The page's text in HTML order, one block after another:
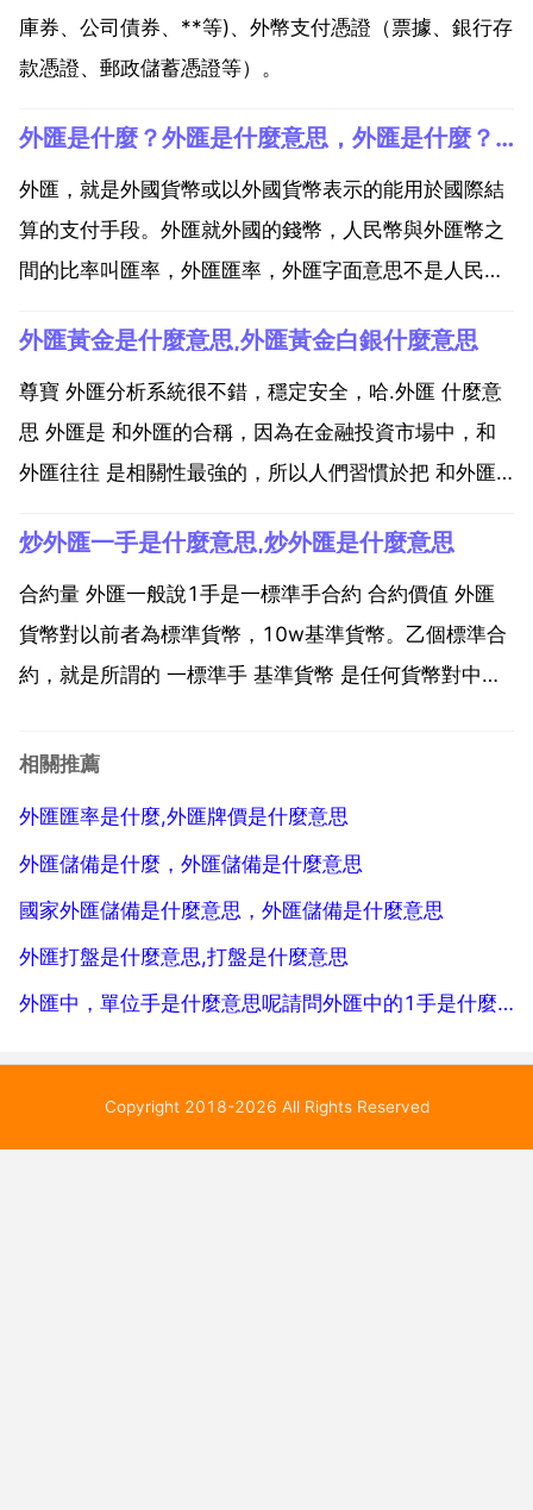
庫券、公司債券、**等)、外幣支付憑證（票據、銀行存
款憑證、郵政儲蓄憑證等）。
外匯是什麼？外匯是什麼意思，外匯是什麼？外匯是什麼意思？
外匯，就是外國貨幣或以外國貨幣表示的能用於國際結
算的支付手段。外匯就外國的錢幣，人民幣與外匯幣之
間的比率叫匯率，外匯匯率，外匯字面意思不是人民
名詞外匯還是外匯交易。比如，美元和日元的兌換比例
是1 100，那我可以用手裡的100日元換成1美元存著，
過了...
外匯黃金是什麼意思,外匯黃金白銀什麼意思
尊寶 外匯分析系統很不錯，穩定安全，哈.外匯 什麼意
思 外匯是 和外匯的合稱，因為在金融投資市場中，和
外匯往往 是相關性最強的，所以人們習慣於把 和外匯
了，就沒有利潤了，而且佔用資金很大。隨著人們經濟
能力和金融知識的提高，單向獲利的 市場已經不能滿足
投...
炒外匯一手是什麼意思,炒外匯是什麼意思
合約量 外匯一般說1手是一標準手合約 合約價值 外匯
貨幣對以前者為標準貨幣，10w基準貨幣。乙個標準合
約，就是所謂的 一標準手 基準貨幣 是任何貨幣對中的
eurusd 合約價值就是 10w歐元，再換算成美金 乙個標
相關推薦
外匯匯率是什麼,外匯牌價是什麼意思
外匯儲備是什麼，外匯儲備是什麼意思
國家外匯儲備是什麼意思，外匯儲備是什麼意思
外匯打盤是什麼意思,打盤是什麼意思
外匯中，單位手是什麼意思呢請問外匯中的1手是什麼意思？
Copyright 2018-2026 All Rights Reserved